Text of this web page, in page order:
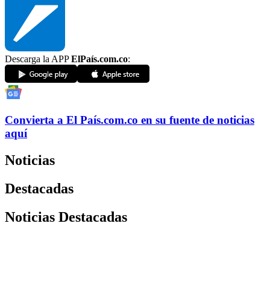
Descarga la APPElPaís.com.co:
Convierta a El País.com.co en su fuente de noticias
aquí
Noticias
Destacadas
Noticias Destacadas